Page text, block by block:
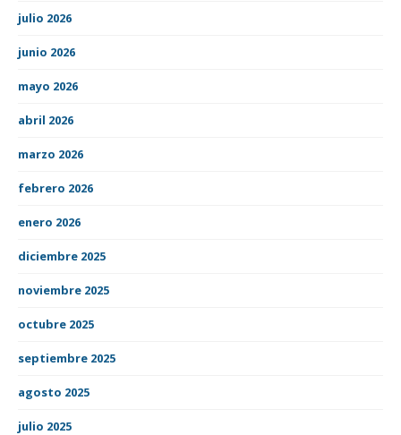
julio 2026
junio 2026
mayo 2026
abril 2026
marzo 2026
febrero 2026
enero 2026
diciembre 2025
noviembre 2025
octubre 2025
septiembre 2025
agosto 2025
julio 2025